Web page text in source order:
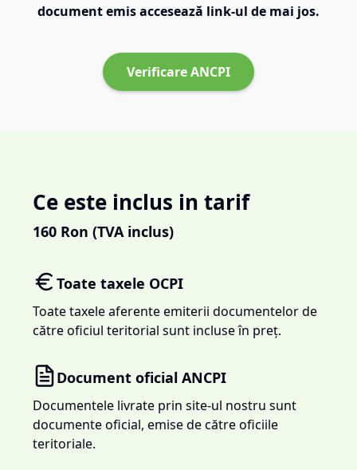
document emis accesează link-ul de mai jos.
Verificare ANCPI
Ce este inclus in tarif
160 Ron (TVA inclus)
Toate taxele OCPI
Toate taxele aferente emiterii documentelor de
către oficiul teritorial sunt incluse în preț.
Document oficial ANCPI
Documentele livrate prin site-ul nostru sunt
documente oficial, emise de către oficiile
teritoriale.